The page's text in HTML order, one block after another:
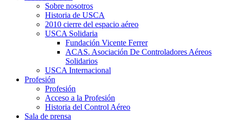
Sobre nosotros
Historia de USCA
2010 cierre del espacio aéreo
USCA Solidaria
Fundación Vicente Ferrer
ACAS. Asociación De Controladores Aéreos
Solidarios
USCA Internacional
Profesión
Profesión
Acceso a la Profesión
Historia del Control Aéreo
Sala de prensa